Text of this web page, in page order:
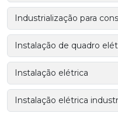
Industrialização para
Instalação de quadro
Instalação elétrica
Instalação elétrica